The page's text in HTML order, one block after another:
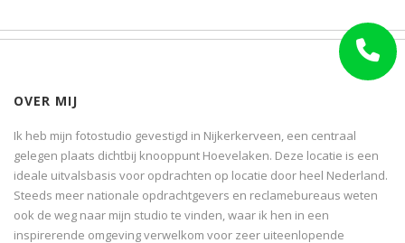
OVER MIJ
Ik heb mijn fotostudio gevestigd in Nijkerkerveen, een centraal
gelegen plaats dichtbij knooppunt Hoevelaken. Deze locatie is een
ideale uitvalsbasis voor opdrachten op locatie door heel Nederland.
Steeds meer nationale opdrachtgevers en reclamebureaus weten
ook de weg naar mijn studio te vinden, waar ik hen in een
inspirerende omgeving verwelkom voor zeer uiteenlopende